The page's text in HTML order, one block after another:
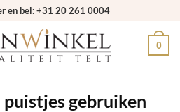
en bel: +31 20 261 0004
0
gebruiken